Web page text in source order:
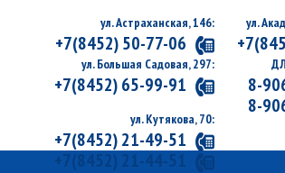
ул.
8-
8-
ул. Астраханская, 146:
+7(8452) 50-77-06
ул. Большая Садовая, 297:
+7(8452) 65-99-91
ул. Кутякова, 70:
+7(8452) 21-49-51
+7(8452) 21-44-51